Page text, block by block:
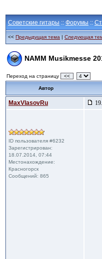
Советские гитары :: Форумы ::
<< Предыдущая тема | Следующая
NAMM Musikmesse
Переход на страницу <<
Автор
MaxVlasovRu
ID пользователя #6232
Зарегистрирован:
18.07.2014, 07:44
Местонахождение:
Красногорск
Сообщений: 865